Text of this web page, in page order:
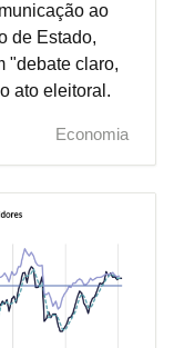
ao
de Estado,
"debate claro,
ato eleitoral.
Economia